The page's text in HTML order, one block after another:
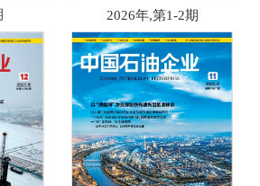
2026年,第1-2期